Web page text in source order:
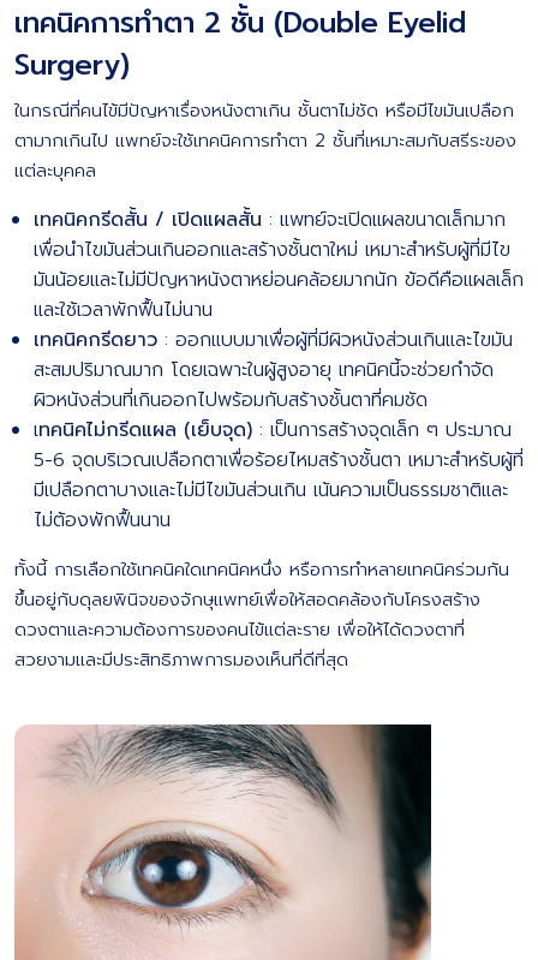
เทคนิคการทำตา 2 ชั้น (Double Eyelid
Surgery)
ในกรณีที่คนไข้มีปัญหาเรื่องหนังตาเกิน ชั้นตาไม่ชัด หรือมีไขมันเปลือก
ตามากเกินไป แพทย์จะใช้เทคนิคการทำตา 2 ชั้นที่เหมาะสมกับสรีระของ
แต่ละบุคคล
เทคนิคกรีดสั้น / เปิดแผลสั้น : แพทย์จะเปิดแผลขนาดเล็กมาก
เพื่อนำไขมันส่วนเกินออกและสร้างชั้นตาใหม่ เหมาะสำหรับผู้ที่มีไข
มันน้อยและไม่มีปัญหาหนังตาหย่อนคล้อยมากนัก ข้อดีคือแผลเล็ก
และใช้เวลาพักฟื้นไม่นาน
เทคนิคกรีดยาว : ออกแบบมาเพื่อผู้ที่มีผิวหนังส่วนเกินและไขมัน
สะสมปริมาณมาก โดยเฉพาะในผู้สูงอายุ เทคนิคนี้จะช่วยกำจัด
ผิวหนังส่วนที่เกินออกไปพร้อมกับสร้างชั้นตาที่คมชัด
เทคนิคไม่กรีดแผล (เย็บจุด) : เป็นการสร้างจุดเล็ก ๆ ประมาณ
5-6 จุดบริเวณเปลือกตาเพื่อร้อยไหมสร้างชั้นตา เหมาะสำหรับผู้ที่
มีเปลือกตาบางและไม่มีไขมันส่วนเกิน เน้นความเป็นธรรมชาติและ
ไม่ต้องพักฟื้นนาน
ทั้งนี้ การเลือกใช้เทคนิคใดเทคนิคหนึ่ง หรือการทำหลายเทคนิคร่วมกัน
ขึ้นอยู่กับดุลยพินิจของจักษุแพทย์เพื่อให้สอดคล้องกับโครงสร้าง
ดวงตาและความต้องการของคนไข้แต่ละราย เพื่อให้ได้ดวงตาที่
สวยงามและมีประสิทธิภาพการมองเห็นที่ดีที่สุด